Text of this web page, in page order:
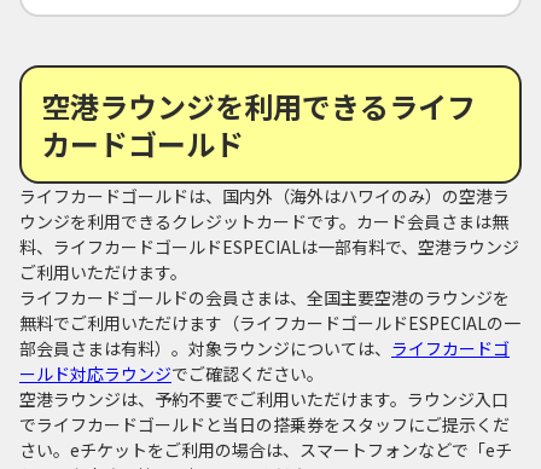
空港ラウンジを利用できるライフ
カードゴールド
ライフカードゴールドは、国内外（海外はハワイのみ）の空港ラ
ウンジを利用できるクレジットカードです。カード会員さまは無
料、ライフカードゴールドESPECIALは一部有料で、空港ラウンジ
ご利用いただけます。
ライフカードゴールドの会員さまは、全国主要空港のラウンジを
無料でご利用いただけます（ライフカードゴールドESPECIALの一
部会員さまは有料）。対象ラウンジについては、 ライフカードゴ
ールド対応ラウンジでご確認ください。
空港ラウンジは、予約不要でご利用いただけます。ラウンジ入口
でライフカードゴールドと当日の搭乗券をスタッフにご提示くだ
さい。eチケットをご利用の場合は、スマートフォンなどで「eチ